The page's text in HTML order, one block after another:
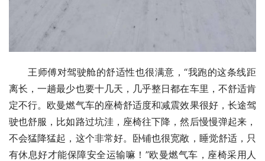
王师傅对驾驶舱的舒适性也很满意，“我跑的这条线距
离长，一趟最少也要十几天，几乎整日都在车里，不舒适肯
定不行。欧曼燃气车的座椅舒适度和减震效果很好，长途驾
驶也舒服，比如路过坑洼，座椅往下降，然后慢慢弹起来，
不会猛降猛起，这个非常好。卧铺也很宽敞，睡觉舒适，只
有休息好才能保障安全运输嘛！”欧曼燃气车，座椅采用人